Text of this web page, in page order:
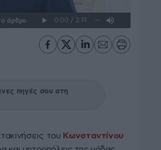
άρθρο
πηγές σου στη
του Κωνσταντίνου